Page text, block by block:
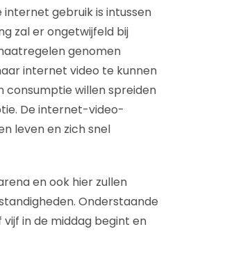
gebruik is intussen
zal er ongetwijfeld bij
genomen
internet video te kunnen
consumptie willen spreiden
De internet-video-
leven en zich snel
en ook hier zullen
Onderstaande
in de middag begint en